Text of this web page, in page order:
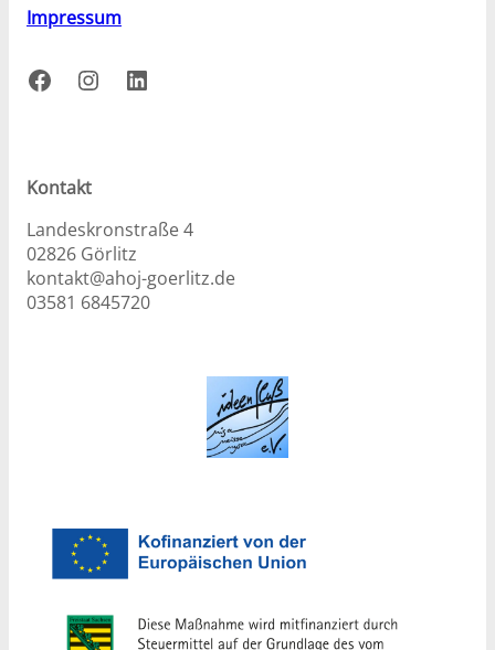
Impressum
Facebook Instagram LinkedIn
Kontakt
Landeskronstraße 4
02826 Görlitz
kontakt@ahoj-goerlitz.de
03581 6845720